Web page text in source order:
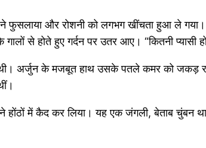
फुसलाया और रोशनी को लगभग खींचता हुआ ले गया।
से होते हुए गर्दन पर उतर आए। “कितनी
थी। अर्जुन के मजबूत हाथ उसके पतले कमर को
में कैद कर लिया। यह एक जंगली, बेताब चुंबन